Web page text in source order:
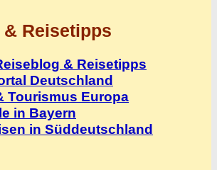
Reisetipps
& Reisetipps
Deutschland
Tourismus Europa
in Bayern
in Süddeutschland